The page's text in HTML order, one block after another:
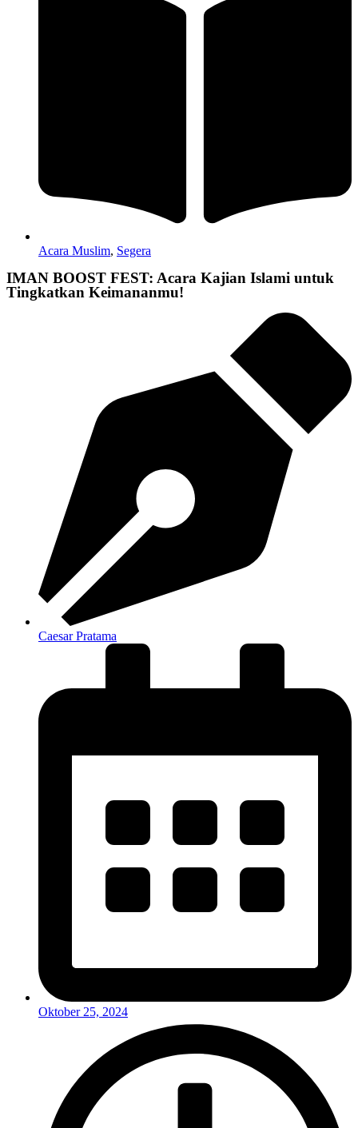
Acara Muslim, Segera
IMAN BOOST FEST: Acara Kajian Islami untuk
Tingkatkan Keimananmu!
Caesar Pratama
Oktober 25, 2024